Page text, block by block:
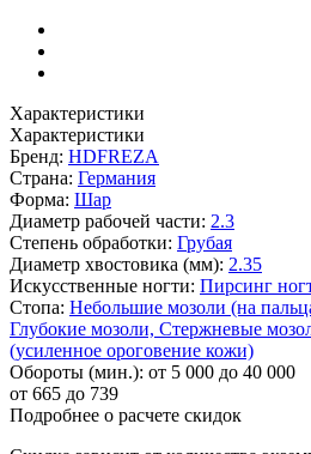
Характеристики
Характеристики
Бренд: HDFREZA
Страна: Германия
Форма: Шар
Диаметр рабочей части: 2.3
Степень обработки: Грубая
Диаметр хвостовика (мм): 2.35
Искусственные ногти: Пирсинг
Стопа: Небольшие мозоли (на
Глубокие мозоли, Стержневые
(усиленное ороговение кожи)
Обороты (мин.): от 5 000 до 40 000
от 665 до 739
Подробнее о расчете скидок